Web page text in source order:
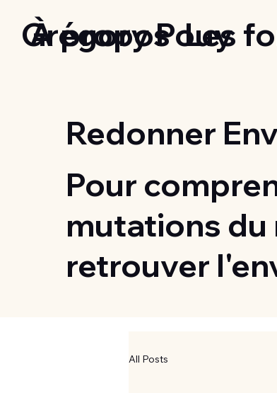
Grégory Pouy
À propos Les
Redonner
Pour
mutations du
retrouver
All Posts